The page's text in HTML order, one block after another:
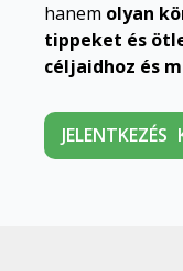
hanem olyan
tippeket és
céljaidhoz és